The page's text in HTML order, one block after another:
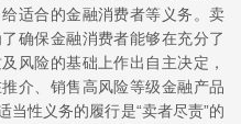
适合的金融消费者等义务。卖
确保金融消费者能够在充分了
风险的基础上作出自主决定，
介、销售高风险等级金融产品
当性义务的履行是“卖者尽责”的